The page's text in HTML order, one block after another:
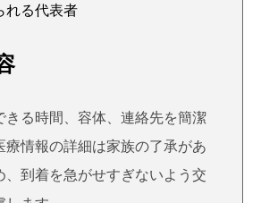
れる代表者
きる時間、容体、連絡先を簡潔
療情報の詳細は家族の了承があ
、到着を急がせすぎないよう交